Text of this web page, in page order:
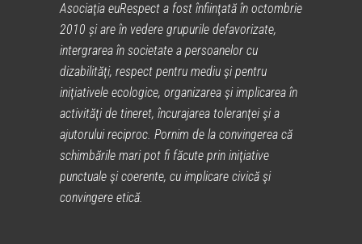
Asociaţia euRespect a fost înfiinţată în octombrie
2010 și are în vedere grupurile defavorizate,
intergrarea în societate a persoanelor cu
dizabilităţi, respect pentru mediu şi pentru
iniţiativele ecologice, organizarea şi implicarea în
activităţi de tineret, încurajarea toleranţei şi a
ajutorului reciproc. Pornim de la convingerea că
schimbările mari pot fi făcute prin iniţiative
punctuale şi coerente, cu implicare civică şi
convingere etică.